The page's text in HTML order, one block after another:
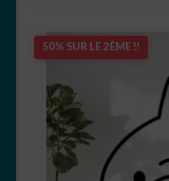
50% SUR LE 2ÈME !!